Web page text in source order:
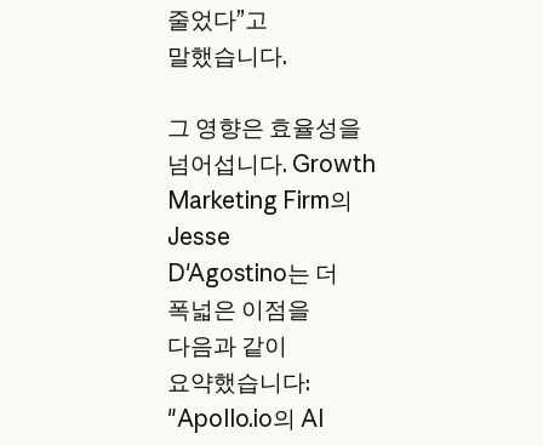
줄었다”고
말했습니다.
그 영향은 효율성을
넘어섭니다. Growth
Marketing Firm의
Jesse
D'Agostino는 더
폭넓은 이점을
다음과 같이
요약했습니다:
"Apollo.io의 AI